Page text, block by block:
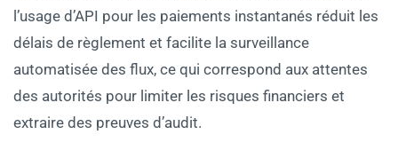
l’usage d’API pour les paiements instantanés réduit les
délais de règlement et facilite la surveillance
automatisée des flux, ce qui correspond aux attentes
des autorités pour limiter les risques financiers et
extraire des preuves d’audit.